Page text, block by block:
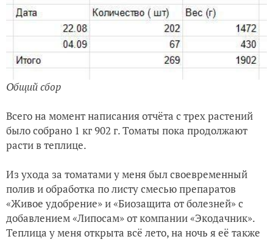
Общий сбор
Всего на момент написания отчёта с трех растений
было собрано 1 кг 902 г. Томаты пока продолжают
расти в теплице.
Из ухода за томатами у меня был своевременный
полив и обработка по листу смесью препаратов
«Живое удобрение» и «Биозащита от болезней» с
добавлением «Липосам» от компании «Экодачник».
Теплица у меня открыта всё лето, на ночь я её также